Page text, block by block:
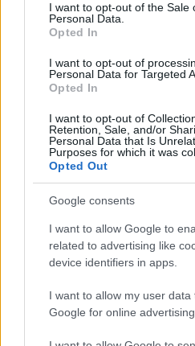
I want to opt-out of the Sale
Personal Data.
Opted In
I want to opt-out of
Personal Data for Targeted
Opted In
I want to opt-out of
Retention, Sale, and/or
Personal Data that Is
Purposes for which it was
Opted Out
Google consents
I want to allow Google to
related to advertising like
device identifiers in apps.
I want to allow my user data
Google for online
Η ΣΤΗΛΗ ΜΑΣ